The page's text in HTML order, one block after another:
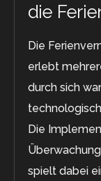
die
Die
erlebt
durch sich
Die
spielt dabei